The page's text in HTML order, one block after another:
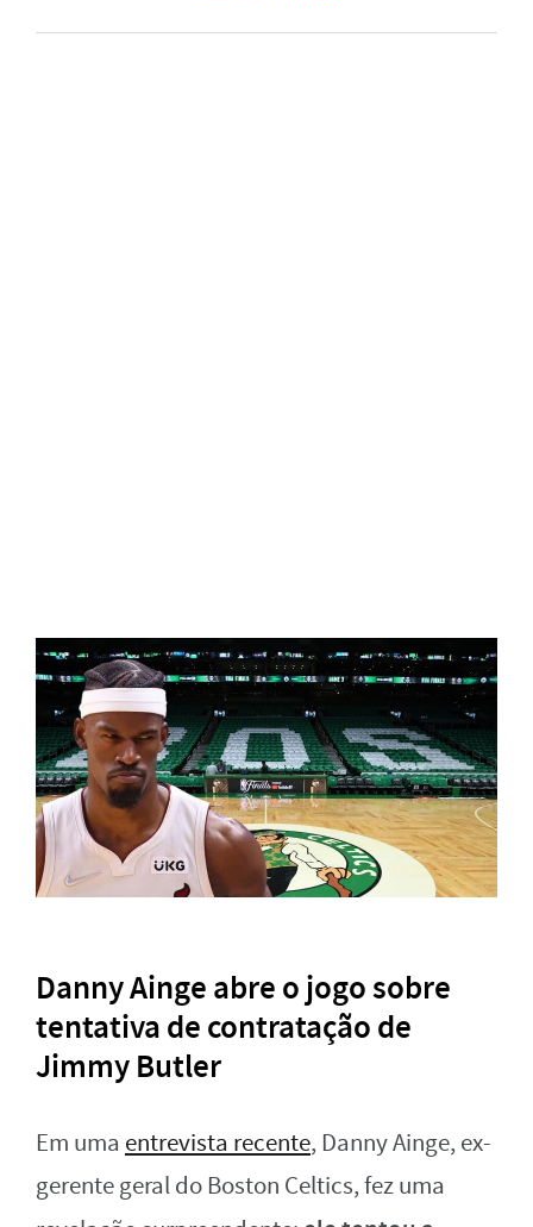
Danny Ainge abre o jogo sobre
tentativa de contratação de
Jimmy Butler
Em uma entrevista recente, Danny Ainge, ex-
gerente geral do Boston Celtics, fez uma